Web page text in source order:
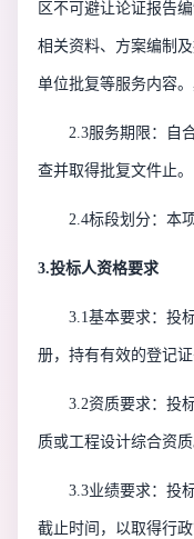
区不可避让论证报告
相关资料、方案编制
单位批复等服务内容
2.3服务期限： 自
查并取得批复文件止。
2.4标段划分：本
3.投标人资格要求
3.1基本要求： 投
册，持有有效的登记
3.2资质要求： 投
质或工程设计综合资质
3.3业绩要求： 投
截止时间，以取得行